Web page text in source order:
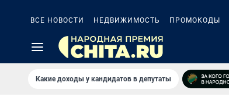
ВСЕ НОВОСТИ НЕДВИЖИМОСТЬ ПРОМОКОДЫ
Какие доходы у кандидатов в депутаты